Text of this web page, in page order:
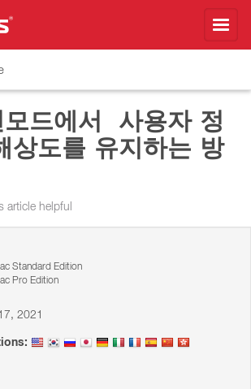
모드에서 사용자 정
상도를 유지하는 방
article helpful
Standard Edition
Pro Edition
2021